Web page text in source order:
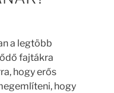
a legtöbb
fajtákra
hogy erős
hogy